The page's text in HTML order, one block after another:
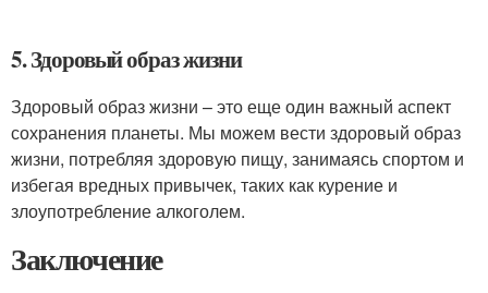
5. Здоровый образ жизни
Здоровый образ жизни – это еще один важный аспект
сохранения планеты. Мы можем вести здоровый образ
жизни, потребляя здоровую пищу, занимаясь спортом и
избегая вредных привычек, таких как курение и
злоупотребление алкоголем.
Заключение